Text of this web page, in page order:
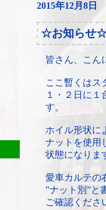
2015年12月8日
☆お知らせ☆
皆さん、こん
ここ暫くはス
１・２日に１
す。
ホイル形状に
ナットを使用
状態になりま
愛車カルテの
”ナット別”と
ご確認くださ